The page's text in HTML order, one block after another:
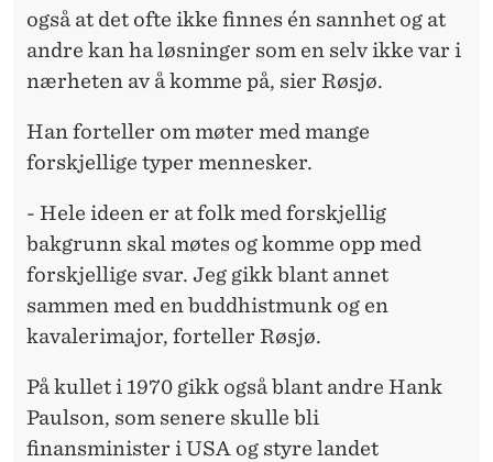
også at det ofte ikke finnes én sannhet og at
andre kan ha løsninger som en selv ikke var i
nærheten av å komme på, sier Røsjø.
Han forteller om møter med mange
forskjellige typer mennesker.
- Hele ideen er at folk med forskjellig
bakgrunn skal møtes og komme opp med
forskjellige svar. Jeg gikk blant annet
sammen med en buddhistmunk og en
kavalerimajor, forteller Røsjø.
På kullet i 1970 gikk også blant andre Hank
Paulson, som senere skulle bli
finansminister i USA og styre landet